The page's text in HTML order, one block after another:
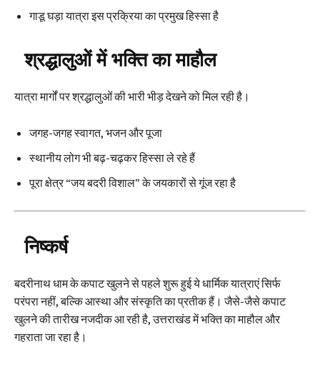
गाडू घड़ा यात्रा इस प्रक्रिया का प्रमुख हिस्सा है
श्रद्धालुओं में भक्ति का माहौल
यात्रा मार्गों पर श्रद्धालुओं की भारी भीड़ देखने को मिल रही है।
जगह-जगह स्वागत, भजन और पूजा
स्थानीय लोग भी बढ़-चढ़कर हिस्सा ले रहे हैं
पूरा क्षेत्र “जय बदरी विशाल” के जयकारों से गूंज रहा है
निष्कर्ष
बदरीनाथ धाम के कपाट खुलने से पहले शुरू हुई ये धार्मिक यात्राएं सिर्फ
परंपरा नहीं, बल्कि आस्था और संस्कृति का प्रतीक हैं। जैसे-जैसे कपाट
खुलने की तारीख नजदीक आ रही है, उत्तराखंड में भक्ति का माहौल और
गहराता जा रहा है।